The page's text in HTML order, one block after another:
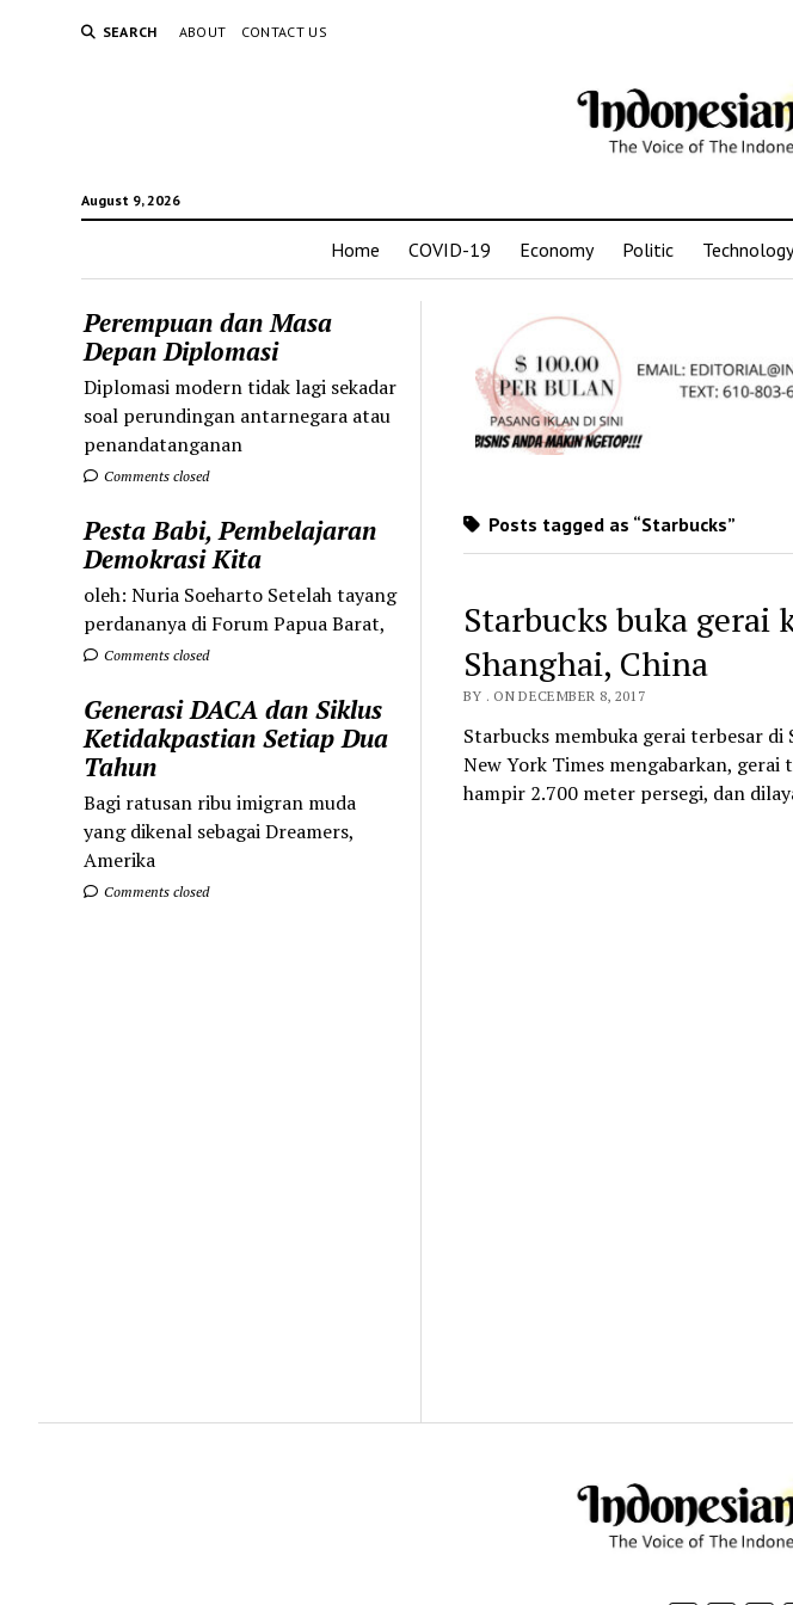
SEARCH ABOUT CONTACT US
August 9, 2026
Home COVID-19 Economy Politic Technology
Perempuan dan Masa
Depan Diplomasi
Diplomasi modern tidak lagi sekadar
soal perundingan antarnegara atau
penandatanganan
Comments closed
Pesta Babi, Pembelajaran
Demokrasi Kita
oleh: Nuria Soeharto Setelah tayang
perdananya di Forum Papua Barat,
Comments closed
Generasi DACA dan Siklus
Ketidakpastian Setiap Dua
Tahun
Bagi ratusan ribu imigran muda
yang dikenal sebagai Dreamers,
Amerika
Comments closed
Posts tagged as “Starbucks”
Starbucks buka gerai
Shanghai, China
BY . ON DECEMBER 8, 2017
Starbucks membuka gerai terbesar di
New York Times mengabarkan,
hampir 2.700 meter persegi, dan